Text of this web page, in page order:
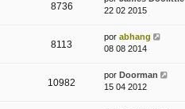
8736
22 02 2015
8113
por abhang
08 08 2014
10982
por Doorman
15 04 2012